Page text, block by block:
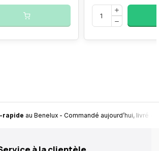
rapide au Benelux - Commandé aujourd’hui, livré